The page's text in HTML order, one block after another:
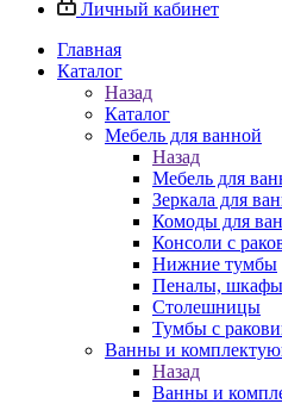
Личный кабинет
Главная
Каталог
Назад
Каталог
Мебель для ванной
Назад
Мебель для
Зеркала для
Комоды для
Консоли с
Нижние тумбы
Пеналы, шкафы
Столешницы
Тумбы с
Ванны и
Назад
Ванны и